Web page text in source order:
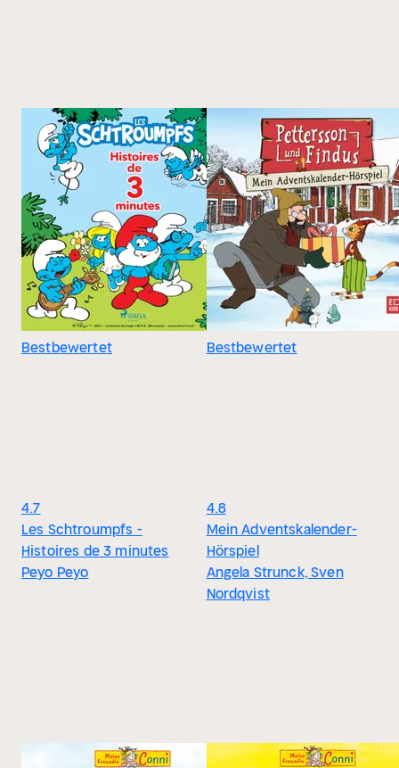
Bestbewertet
4.7
Les Schtroumpfs -
Histoires de 3 minutes
Peyo Peyo
Bestbewertet
4.8
Mein Adventskalender-
Hörspiel
Angela Strunck, Sven
Nordqvist